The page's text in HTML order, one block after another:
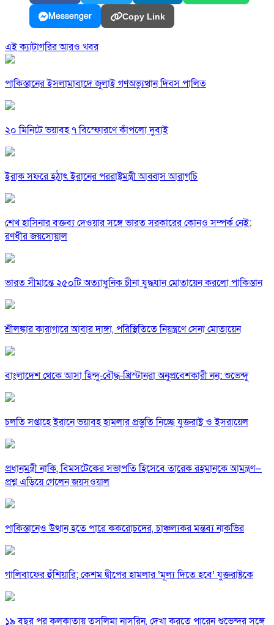
Messenger Copy Link
এই ক্যাটাগরির আরও খবর
পাকিস্তানের ইসলামাবাদে জুলাই গণঅভ্যুত্থান দিবস পালিত
২০ মিনিটে ভয়াবহ ৭ বিস্ফোরণে কাঁপলো দুবাই
ইরাক সফরে হঠাৎ ইরানের পররাষ্ট্রমন্ত্রী আব্বাস আরাগচি
শেখ হাসিনার বক্তব্য দেওয়ার সঙ্গে ভারত সরকারের কোনও সম্পর্ক নেই:
রণধীর জয়সোয়াল
ভারত সীমান্তে ২৫০টি অত্যাধুনিক চীনা যুদ্ধযান মোতায়েন করলো পাকিস্তান
শ্রীলঙ্কার কারাগারে আবার দাঙ্গা, পরিস্থিতিতে নিয়ন্ত্রণে সেনা মোতায়েন
বাংলাদেশ থেকে আসা হিন্দু-বৌদ্ধ-খ্রিস্টানরা অনুপ্রবেশকারী নন: শুভেন্দু
চলতি সপ্তাহে ইরানে ভয়াবহ হামলার প্রস্তুতি নিচ্ছে যুক্তরাষ্ট্র ও ইসরায়েল
প্রধানমন্ত্রী নাকি, বিমসটেকের সভাপতি হিসেবে তারেক রহমানকে আমন্ত্রণ—
প্রশ্ন এড়িয়ে গেলেন জয়সওয়াল
পাকিস্তানেও উত্থান হতে পারে ককরোচদের, চাঞ্চল্যকর মন্তব্য নাকভির
গালিবাফের হুঁশিয়ারি; কেশম দ্বীপের হামলার ‘মূল্য দিতে হবে’ যুক্তরাষ্ট্রকে
১৯ বছর পর কলকাতায় তসলিমা নাসরিন, দেখা করতে পারেন শুভেন্দুর সঙ্গে